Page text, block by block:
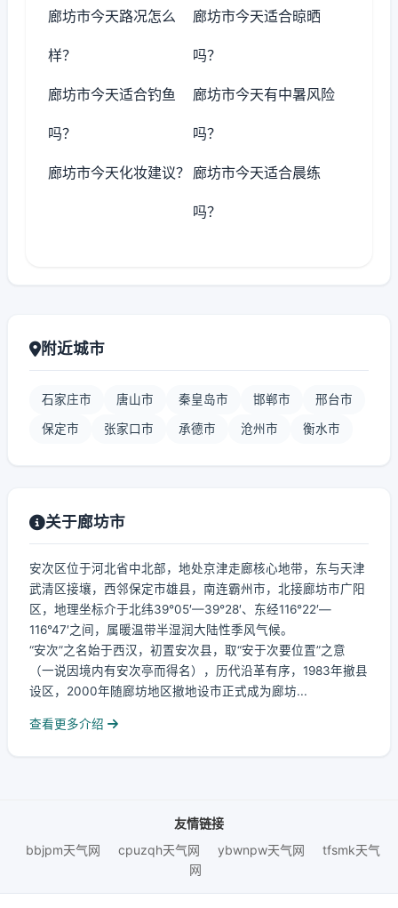
廊坊市今天路况怎么
样？
廊坊市今天适合晾晒
吗？
廊坊市今天适合钓鱼
吗？
廊坊市今天有中暑风险
吗？
廊坊市今天化妆建议？ 廊坊市今天适合晨练
吗？
附近城市
石家庄市 唐山市 秦皇岛市 邯郸市 邢台市
保定市 张家口市 承德市 沧州市 衡水市
关于廊坊市
安次区位于河北省中北部，地处京津走廊核心地带，东与天津
武清区接壤，西邻保定市雄县，南连霸州市，北接廊坊市广阳
区，地理坐标介于北纬39°05′—39°28′、东经116°22′—
116°47′之间，属暖温带半湿润大陆性季风气候。
“安次”之名始于西汉，初置安次县，取“安于次要位置”之意
（一说因境内有安次亭而得名），历代沿革有序，1983年撤县
设区，2000年随廊坊地区撤地设市正式成为廊坊...
查看更多介绍
友情链接
bbjpm天气网
cpuzqh天气网 ybwnpw天气网
tfsmk天气
网